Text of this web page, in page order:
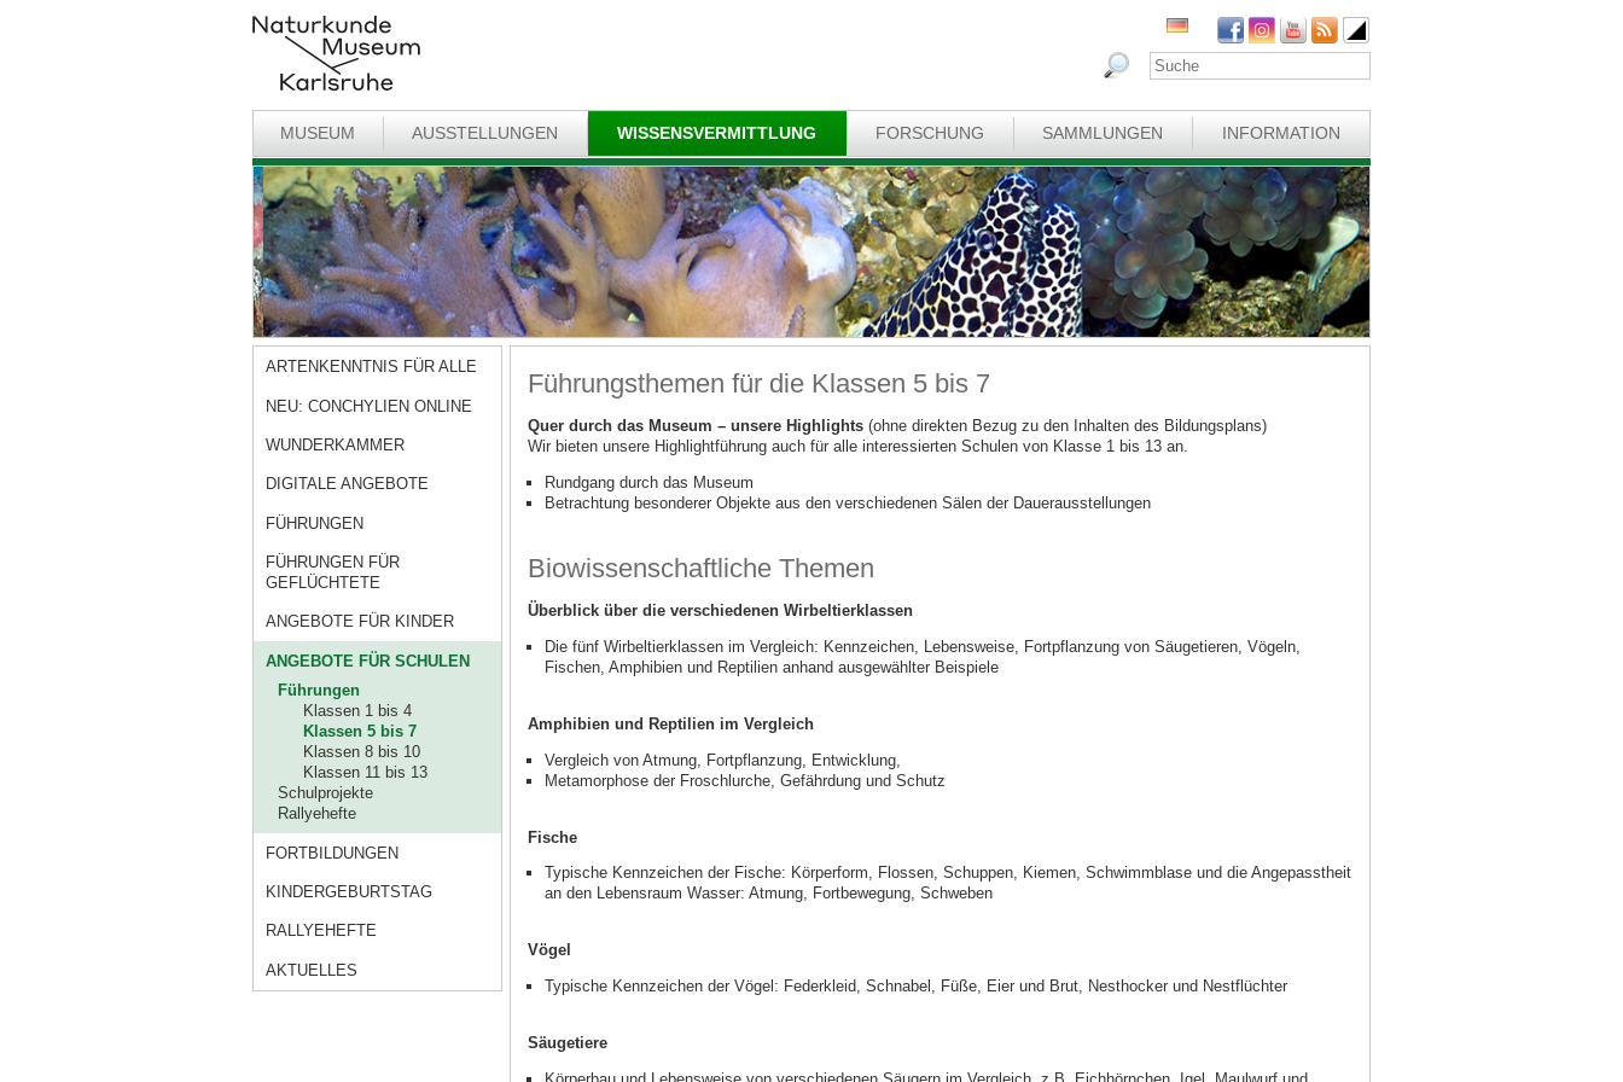
MUSEUM AUSSTELLUNGEN WISSENSVERMITTLUNG FORSCHUNG SAMMLUNGEN INFORMATION
ARTENKENNTNIS FÜR ALLE
NEU: CONCHYLIEN ONLINE
WUNDERKAMMER
DIGITALE ANGEBOTE
FÜHRUNGEN
FÜHRUNGEN FÜR
GEFLÜCHTETE
ANGEBOTE FÜR KINDER
ANGEBOTE FÜR SCHULEN
Führungen
Klassen 1 bis 4
Klassen 5 bis 7
Klassen 8 bis 10
Klassen 11 bis 13
Schulprojekte
Rallyehefte
FORTBILDUNGEN
KINDERGEBURTSTAG
RALLYEHEFTE
AKTUELLES
Führungsthemen für die Klassen 5 bis 7
Quer durch das Museum – unsere Highlights (ohne direkten Bezug zu den Inhalten des Bildungsplans)
Wir bieten unsere Highlightführung auch für alle interessierten Schulen von Klasse 1 bis 13 an.
Rundgang durch das Museum
Betrachtung besonderer Objekte aus den verschiedenen Sälen der Dauerausstellungen
Biowissenschaftliche Themen
Überblick über die verschiedenen Wirbeltierklassen
Die fünf Wirbeltierklassen im Vergleich: Kennzeichen, Lebensweise, Fortpflanzung von Säugetieren, Vögeln,
Fischen, Amphibien und Reptilien anhand ausgewählter Beispiele
Amphibien und Reptilien im Vergleich
Vergleich von Atmung, Fortpflanzung, Entwicklung,
Metamorphose der Froschlurche, Gefährdung und Schutz
Fische
Typische Kennzeichen der Fische: Körperform, Flossen, Schuppen, Kiemen, Schwimmblase und die Angepasstheit
an den Lebensraum Wasser: Atmung, Fortbewegung, Schweben
Vögel
Typische Kennzeichen der Vögel: Federkleid, Schnabel, Füße, Eier und Brut, Nesthocker und Nestflüchter
Säugetiere